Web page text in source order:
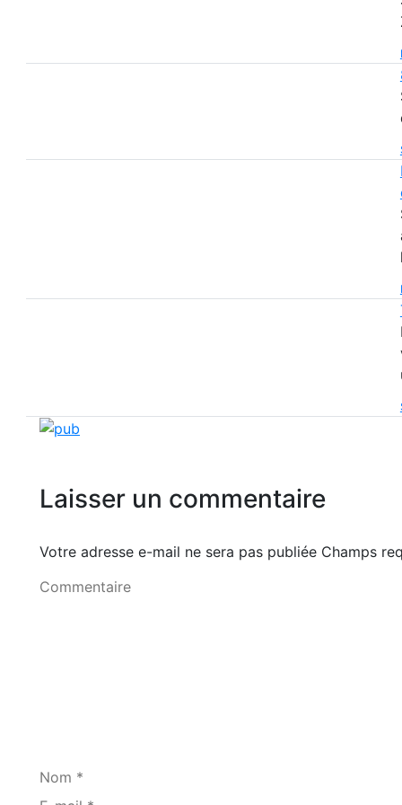
Laisser un commentaire
Votre adresse e-mail ne sera pas publiée Champs
Commentaire
Nom *